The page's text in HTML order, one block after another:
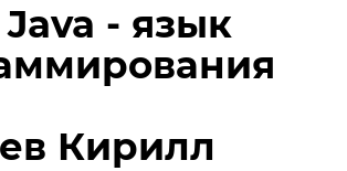
- язык
Кирилл